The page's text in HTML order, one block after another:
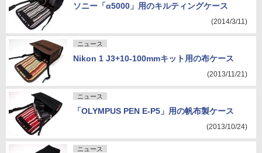
ソニー「α5000」用のキルティングケース
(2014/3/11)
ニュース
Nikon 1 J3+10-100mmキット用の布ケース
(2013/11/21)
ニュース
「OLYMPUS PEN E-P5」用の帆布製ケース
(2013/10/24)
ニュース